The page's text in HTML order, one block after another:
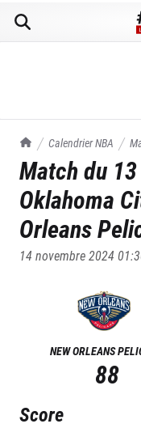
TrashTalk Actu NBA
Calendrier NBA
Pelicans
du13/11/2024
Match du
Oklahoma
Orleans
14 novembre 2024
NEW ORLEANS
88
Score